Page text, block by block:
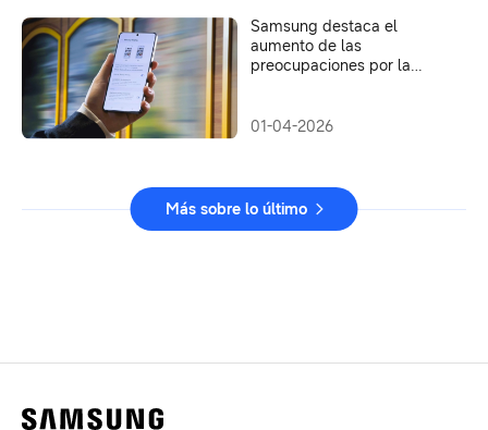
Samsung destaca el
aumento de las
preocupaciones por la
01-04-2026
Más sobre lo último